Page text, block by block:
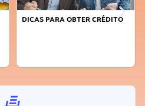
PARA OBTER CRÉDITO
FAÇA A